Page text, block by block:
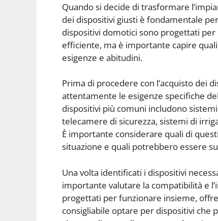
Quando si decide di trasformare
dei dispositivi giusti è fondamentale
dispositivi domotici sono progettati
efficiente, ma è importante capire
esigenze e abitudini.
Prima di procedere con l’acquisto dei
attentamente le esigenze specifiche
dispositivi più comuni includono
telecamere di sicurezza, sistemi di
È importante considerare quali di
situazione e quali potrebbero essere
Una volta identificati i dispositivi
importante valutare la compatibilità e
progettati per funzionare insieme,
consigliabile optare per dispositivi che